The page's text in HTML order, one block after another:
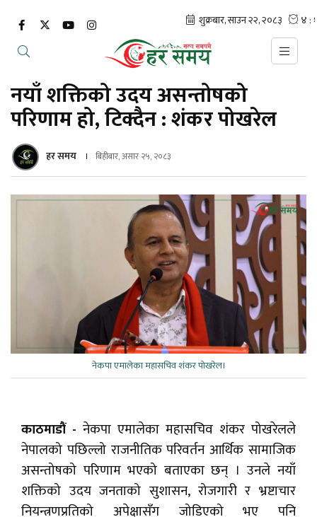
नयाँ शक्तिको उदय असन्तोषको
परिणाम हो, टिक्दैन : शंकर पोखरेल
हर समय बिहीबार, असार २५, २०८३
नेकपा एमालेका महासचिव शंकर पोखरेल।
काठमाडौं - नेकपा एमालेका महासचिव शंकर पोखरेलले
नेपालको पछिल्लो राजनीतिक परिवर्तन आर्थिक सामाजिक
असन्तोषको परिणाम भएको बताएका छन् । उनले नयाँ
शक्तिको उदय जनताको सुशासन, रोजगारी र भ्रष्टाचार
नियन्त्रणप्रतिको अपेक्षासँग जोडिएको भए पनि